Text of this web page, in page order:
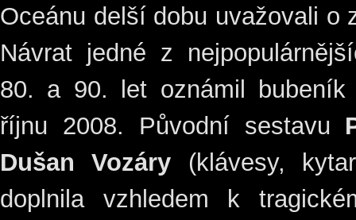
Oceánu delší dobu uvažovali o
Návrat jedné z
80. a 90. let oznámil
říjnu 2008. Původní sestavu
Dušan Vozáry (klávesy,
doplnila vzhledem k